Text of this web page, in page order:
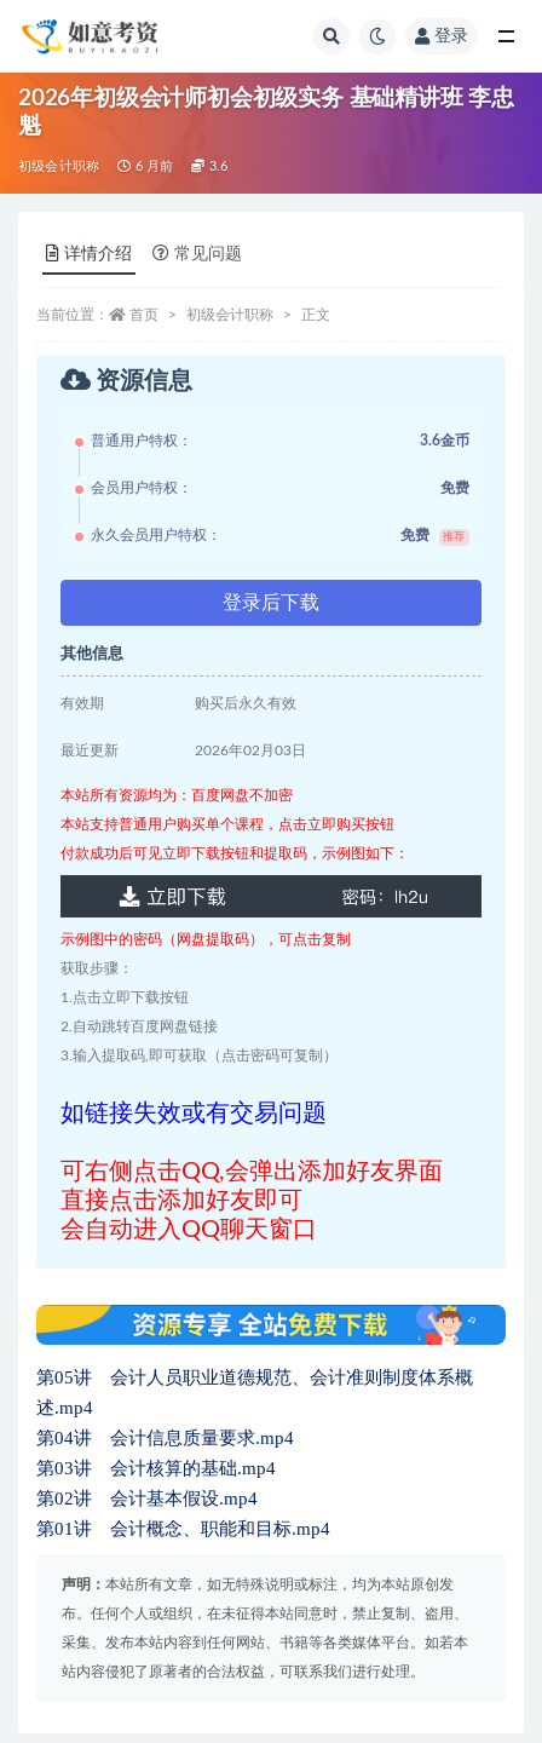
登录
2026年初级会计师初会初级实务 基础精讲班 李忠
魁
初级会计职称 6 月前 3.6
详情介绍 常见问题
当前位置： 首页 初级会计职称 正文
资源信息
普通用户特权： 3.6金币
会员用户特权： 免费
永久会员用户特权： 免费 推荐
登录后下载
其他信息
有效期 购买后永久有效
最近更新 2026年02月03日
本站所有资源均为：百度网盘不加密
本站支持普通用户购买单个课程，点击立即购买按钮
付款成功后可见立即下载按钮和提取码，示例图如下：
示例图中的密码（网盘提取码），可点击复制
获取步骤：
1.点击立即下载按钮
2.自动跳转百度网盘链接
3.输入提取码,即可获取（点击密码可复制）
如链接失效或有交易问题
可右侧点击QQ,会弹出添加好友界面
直接点击添加好友即可
会自动进入QQ聊天窗口
第05讲 会计人员职业道德规范、会计准则制度体系概
述.mp4
第04讲 会计信息质量要求.mp4
第03讲 会计核算的基础.mp4
第02讲 会计基本假设.mp4
第01讲 会计概念、职能和目标.mp4
声明： 本站所有文章，如无特殊说明或标注，均为本站原创发
布。任何个人或组织，在未征得本站同意时，禁止复制、盗用、
采集、发布本站内容到任何网站、书籍等各类媒体平台。如若本
站内容侵犯了原著者的合法权益，可联系我们进行处理。